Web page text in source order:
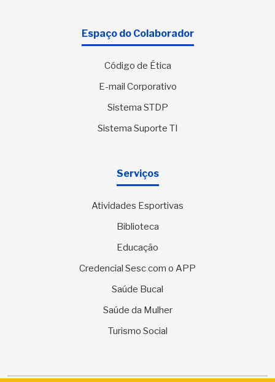
Espaço do Colaborador
Código de Ética
E-mail Corporativo
Sistema STDP
Sistema Suporte TI
Serviços
Atividades Esportivas
Biblioteca
Educação
Credencial Sesc com o APP
Saúde Bucal
Saúde da Mulher
Turismo Social